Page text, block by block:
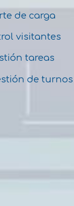
de carga
visitantes
tareas
de turnos